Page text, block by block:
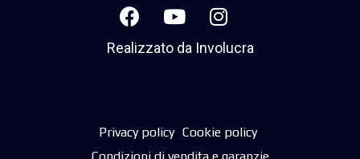
Realizzato da Involucra
Privacy policy Cookie policy